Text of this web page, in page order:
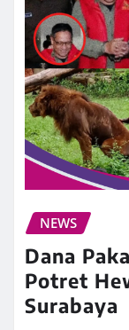
NEWS
Dana
Potret
Surabaya